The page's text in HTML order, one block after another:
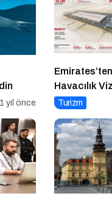
1 yıl önce
Havacılık
Milyar
Turizm